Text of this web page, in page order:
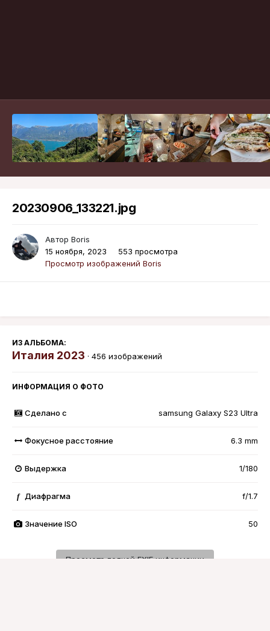
20230906_133221.jpg
Автор Boris
15 ноября, 2023
553 просмотра
Просмотр изображений Boris
ИЗ АЛЬБОМА:
Италия 2023 · 456 изображений
ИНФОРМАЦИЯ О ФОТО
Сделано с samsung Galaxy S23 Ultra
Фокусное расстояние 6.3 mm
Выдержка 1/180
f Диафрагма f/1.7
Значение ISO 50
Просмотр полной EXIF информации